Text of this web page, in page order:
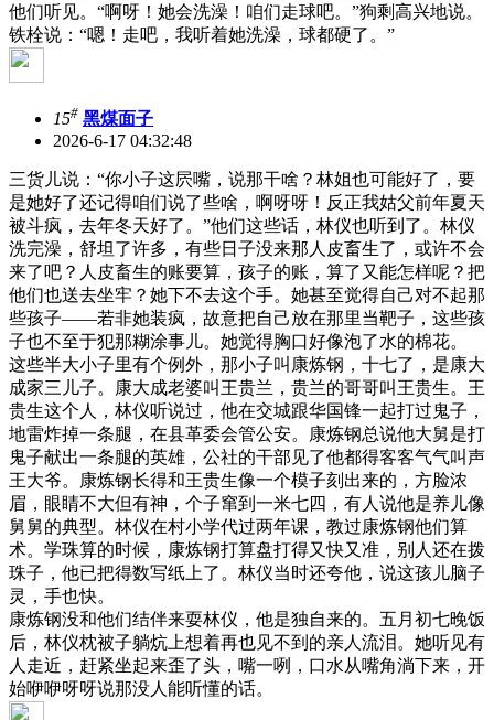
他们听见。“啊呀！她会洗澡！咱们走球吧。”狗剩高兴地说。
铁栓说：“嗯！走吧，我听着她洗澡，球都硬了。”
15# 黑煤面子
2026-6-17 04:32:48
三货儿说：“你小子这屄嘴，说那干啥？林姐也可能好了，要
是她好了还记得咱们说了些啥，啊呀呀！反正我姑父前年夏天
被斗疯，去年冬天好了。”他们这些话，林仪也听到了。林仪
洗完澡，舒坦了许多，有些日子没来那人皮畜生了，或许不会
来了吧？人皮畜生的账要算，孩子的账，算了又能怎样呢？把
他们也送去坐牢？她下不去这个手。她甚至觉得自己对不起那
些孩子——若非她装疯，故意把自己放在那里当靶子，这些孩
子也不至于犯那糊涂事儿。她觉得胸口好像泡了水的棉花。
这些半大小子里有个例外，那小子叫康炼钢，十七了，是康大
成家三儿子。康大成老婆叫王贵兰，贵兰的哥哥叫王贵生。王
贵生这个人，林仪听说过，他在交城跟华国锋一起打过鬼子，
地雷炸掉一条腿，在县革委会管公安。康炼钢总说他大舅是打
鬼子献出一条腿的英雄，公社的干部见了他都得客客气气叫声
王大爷。康炼钢长得和王贵生像一个模子刻出来的，方脸浓
眉，眼睛不大但有神，个子窜到一米七四，有人说他是养儿像
舅舅的典型。林仪在村小学代过两年课，教过康炼钢他们算
术。学珠算的时候，康炼钢打算盘打得又快又准，别人还在拨
珠子，他已把得数写纸上了。林仪当时还夸他，说这孩儿脑子
灵，手也快。
康炼钢没和他们结伴来耍林仪，他是独自来的。五月初七晚饭
后，林仪枕被子躺炕上想着再也见不到的亲人流泪。她听见有
人走近，赶紧坐起来歪了头，嘴一咧，口水从嘴角淌下来，开
始咿咿呀呀说那没人能听懂的话。